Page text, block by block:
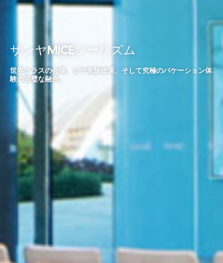
サンヤMICEツーリズム
世界クラスの会場、ビザ免除政策、そして究極のバケーション体
験の完璧な融合。